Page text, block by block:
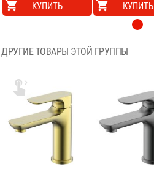
КУПИТЬ КУПИТЬ
ДРУГИЕ ТОВАРЫ ЭТОЙ ГРУППЫ
